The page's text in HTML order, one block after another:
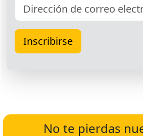
No te pierdas